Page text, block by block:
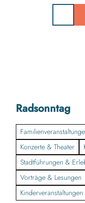
Radsonntag
Konzerte & Theater
Stadtführungen &
Vorträge & Lesungen
Kinderveranstaltungen